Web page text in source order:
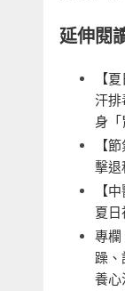
延伸閱
【
汗排
身「
【
擊退
【
夏日
專欄
躁
養心